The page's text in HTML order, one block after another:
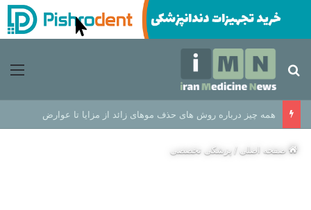
جستجو برای
همه چیز درباره روش های حذف موهای زائد از مزایا تا عوارض
صفحه اصلی / پزشکی تخصصی